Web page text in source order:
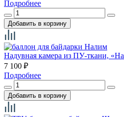
Подробнее
Надувная камера из ПУ-ткани,
7 100 ₽
Подробнее